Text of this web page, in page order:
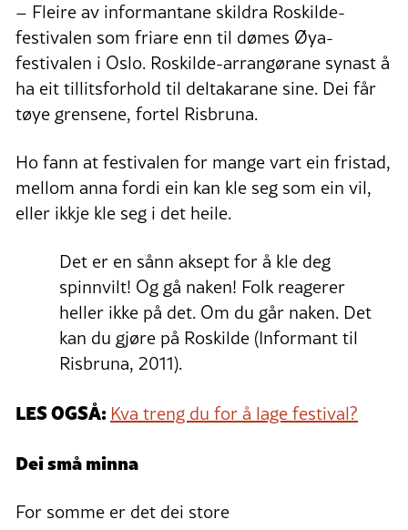
– Fleire av informantane skildra Roskilde-
festivalen som friare enn til dømes Øya-
festivalen i Oslo. Roskilde-arrangørane synast å
ha eit tillitsforhold til deltakarane sine. Dei får
tøye grensene, fortel Risbruna.
Ho fann at festivalen for mange vart ein fristad,
mellom anna fordi ein kan kle seg som ein vil,
eller ikkje kle seg i det heile.
Det er en sånn aksept for å kle deg
spinnvilt! Og gå naken! Folk reagerer
heller ikke på det. Om du går naken. Det
kan du gjøre på Roskilde (Informant til
Risbruna, 2011).
LES OGSÅ: Kva treng du for å lage festival?
Dei små minna
For somme er det dei store